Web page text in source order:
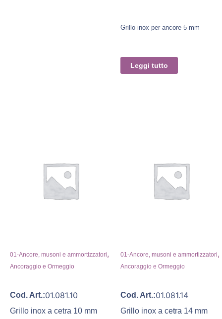
Grillo inox per ancore 5 mm
Leggi tutto
01-Ancore, musoni e ammortizzatori,
Ancoraggio e Ormeggio
Cod. Art.:01.081.10
Grillo inox a cetra 10 mm
01-Ancore, musoni e ammortizzatori,
Ancoraggio e Ormeggio
Cod. Art.:01.081.14
Grillo inox a cetra 14 mm